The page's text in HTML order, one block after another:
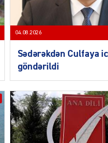
04.08.2026
Sədərəkdən Culfaya
göndərildi